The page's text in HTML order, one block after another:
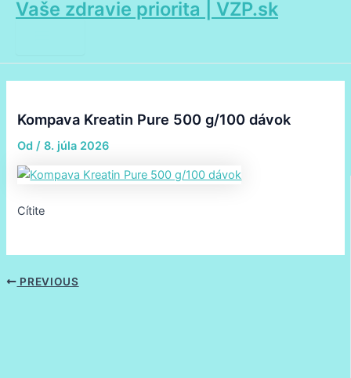
Preskočiť
Vaše zdravie priorita | VZP.sk
Main
Menu
Kompava Kreatin Pure 500 g/100 dávok
Od /8. júla 2026
Cítite
Post
PREVIOUS